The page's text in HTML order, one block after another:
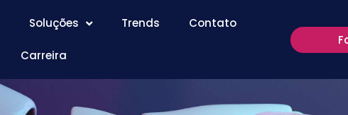
Soluções Trends Contato
Carreira